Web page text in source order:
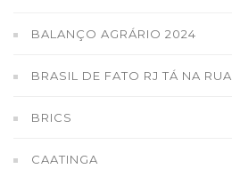
BALANÇO AGRÁRIO 2024
BRASIL DE FATO RJ TÁ NA RUA
BRICS
CAATINGA